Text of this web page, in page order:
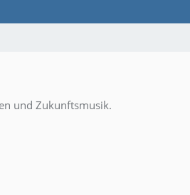
und Zukunftsmusik.